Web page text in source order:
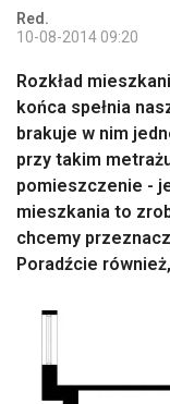
Red.
10-08-2014 09:20
Rozkład
końca spełnia
brakuje w nim
przy takim
pomieszczenie -
mieszkania to
chcemy
Poradźcie